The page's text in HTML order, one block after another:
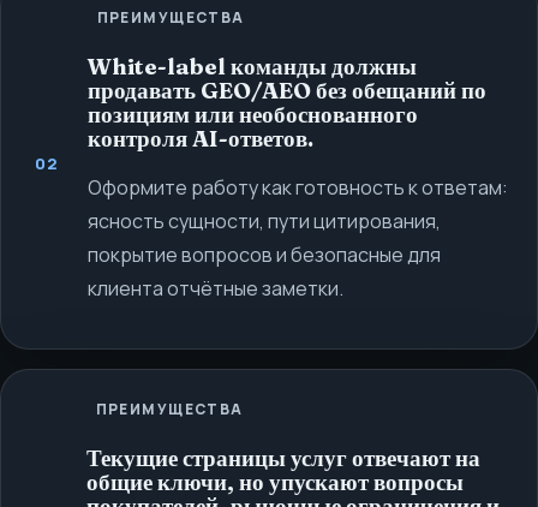
02
ПРЕИМУЩЕСТВА
White-label команды должны
продавать GEO/AEO без обещаний по
позициям или необоснованного
контроля AI-ответов.
Оформите работу как готовность к ответам:
ясность сущности, пути цитирования,
покрытие вопросов и безопасные для
клиента отчётные заметки.
ПРЕИМУЩЕСТВА
Текущие страницы услуг отвечают на
общие ключи, но упускают вопросы